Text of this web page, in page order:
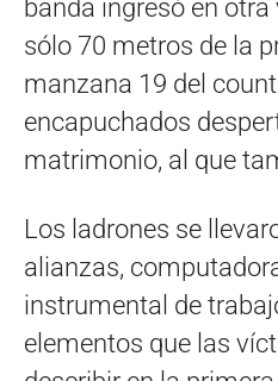
banda ingresó en
sólo 70 metros de la
manzana 19 del
encapuchados
matrimonio, al que
Los ladrones se
alianzas,
instrumental de
elementos que las